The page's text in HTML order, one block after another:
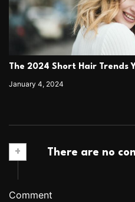
The 2024 Short Hair Trends
January 4, 2024
+ There are no
Comment